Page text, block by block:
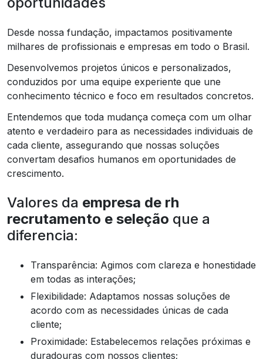
Desde nossa fundação, impactamos positivamente
milhares de profissionais e empresas em todo o Brasil.
Desenvolvemos projetos únicos e personalizados,
conduzidos por uma equipe experiente que une
conhecimento técnico e foco em resultados concretos.
Entendemos que toda mudança começa com um olhar
atento e verdadeiro para as necessidades individuais de
cada cliente, assegurando que nossas soluções
convertam desafios humanos em oportunidades de
crescimento.
Valores da empresa de rh
recrutamento e seleção que a
diferencia:
Transparência: Agimos com clareza e honestidade
em todas as interações;
Flexibilidade: Adaptamos nossas soluções de
acordo com as necessidades únicas de cada
cliente;
Proximidade: Estabelecemos relações próximas e
duradouras com nossos clientes;